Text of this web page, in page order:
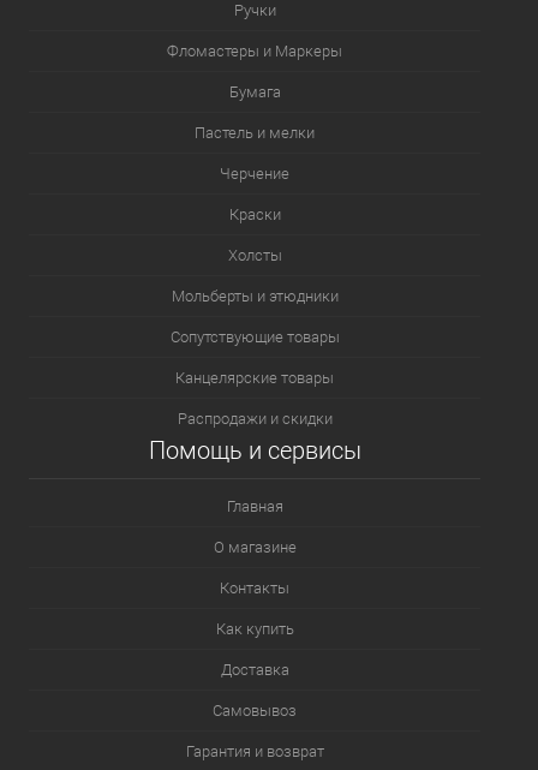
Ручки
Фломастеры и Маркеры
Бумага
Пастель и мелки
Черчение
Краски
Холсты
Мольберты и этюдники
Сопутствующие товары
Канцелярские товары
Распродажи и скидки
Помощь и сервисы
Главная
О магазине
Контакты
Как купить
Доставка
Самовывоз
Гарантия и возврат